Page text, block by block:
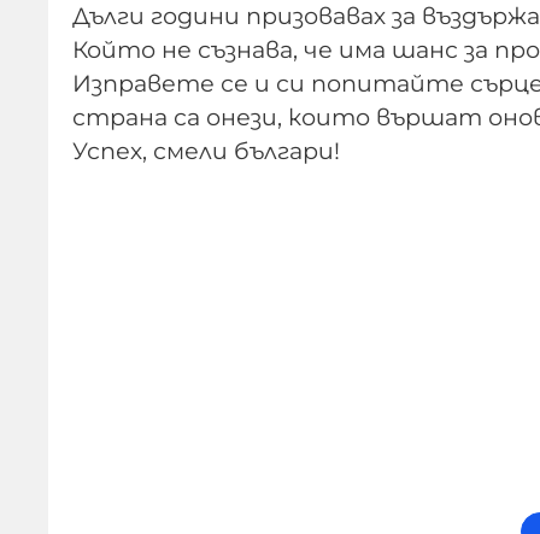
Дълги години призовавах за
Който не съзнава, че има шанс за
Изправете се и си попитайте
страна са онези, които вършат
Успех, смели българи!